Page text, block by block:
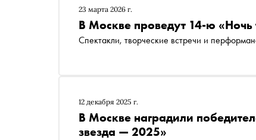
23 марта 2026 г.
В Москве проведут 14-ю «Ночь
Спектакли, творческие встречи и
12 декабря 2025 г.
В Москве наградили
звезда — 2025»